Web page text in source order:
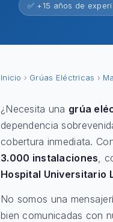
✅ +15 años de
Inicio › Grúas Eléctricas ›
¿Necesita una grúa
dependencia
cobertura inmediata.
3.000 instalaciones,
Hospital Universitario
No somos una
bien comunicadas con